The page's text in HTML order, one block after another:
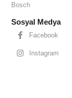
Bosch
Sosyal Medya
Facebook
Instagram